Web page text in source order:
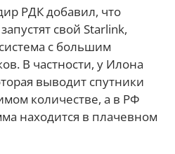
РДК добавил, что
свой Starlink,
с большим
В частности, у Илона
выводит спутники
количестве, а в РФ
находится в плачевном